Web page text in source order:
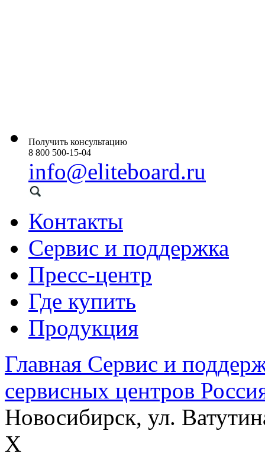
Получить консультацию
8 800 500-15-04
info@eliteboard.ru
Контакты
Сервис и поддержка
Пресс-центр
Где купить
Продукция
Главная Сервис и
сервисных центров
Новосибирск, ул.
X